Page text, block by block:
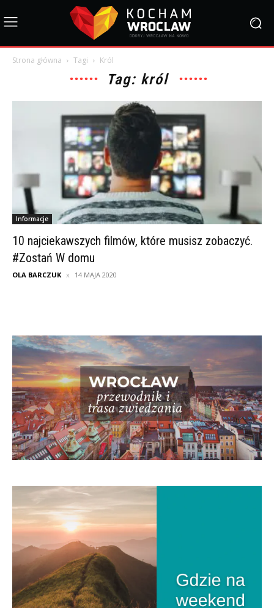
Strona główna Tagi Król
Tag: król
Informacje
10 najciekawszych filmów, które musisz zobaczyć.
#Zostań W domu
OLA BARCZUK 14 MAJA 2020